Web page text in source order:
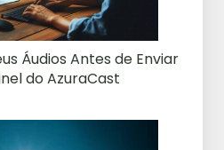
Áudios Antes de Enviar
do AzuraCast